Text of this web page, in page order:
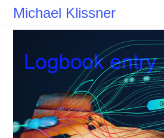
ZumMichael Klissner